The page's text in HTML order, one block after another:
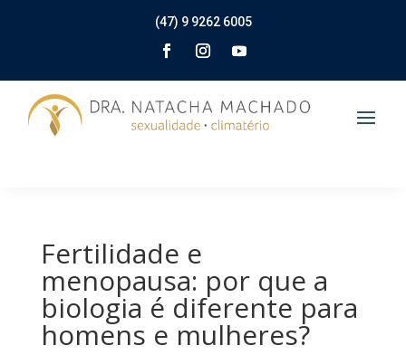
(47) 9 9262 6005
Fertilidade e
menopausa: por que a
biologia é diferente para
homens e mulheres?